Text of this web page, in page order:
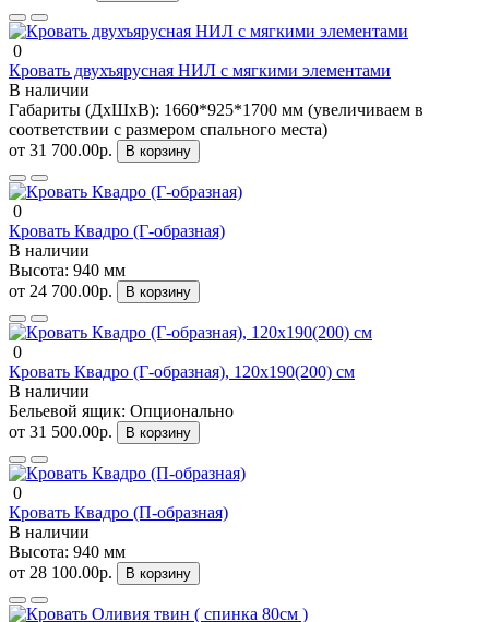
0
Кровать двухъярусная НИЛ с мягкими элементами
В наличии
Габариты (ДхШхВ): 1660*925*1700 мм (увеличиваем в
соответствии с размером спального места)
от 31 700.00р.
В корзину
0
Кровать Квадро (Г-образная)
В наличии
Высота: 940 мм
от 24 700.00р.
В корзину
0
Кровать Квадро (Г-образная), 120х190(200) см
В наличии
Бельевой ящик: Опционально
от 31 500.00р.
В корзину
0
Кровать Квадро (П-образная)
В наличии
Высота: 940 мм
от 28 100.00р.
В корзину